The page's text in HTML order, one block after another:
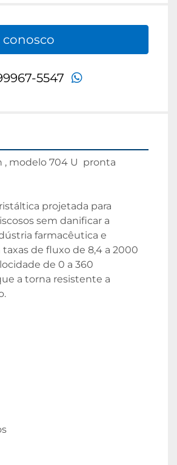
5547 whatsapp
, modelo 704 U  pronta
projetada para
sem danificar a
farmacêutica e
de fluxo de 8,4 a 2000
de 0 a 360
a torna resistente a
24 cm